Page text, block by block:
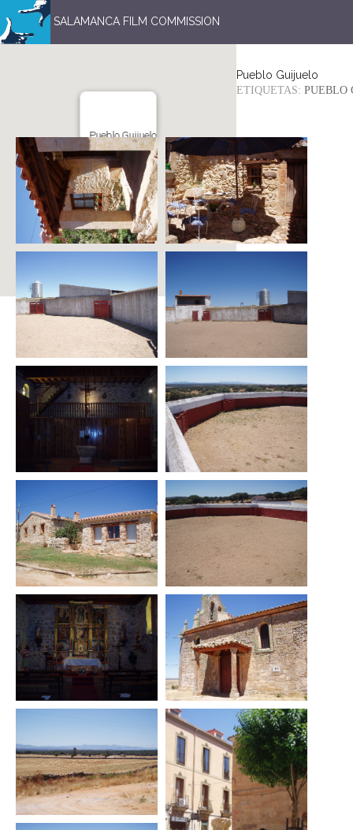
SALAMANCA FILM COMMISSION
Pueblo Guijuelo
Pueblo Guijuelo
ETIQUETAS: PUEBLO